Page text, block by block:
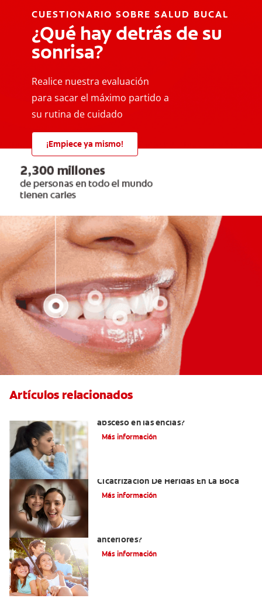
CUESTIONARIO SOBRE SALUD BUCAL
¿Qué hay detrás de su
sonrisa?
Realice nuestra evaluación
para sacar el máximo partido a
su rutina de cuidado
¡Empiece ya mismo!
Artículos relacionados
absceso en las encías?
Más información
Cicatrización De Heridas En La Boca
Más información
anteriores?
Más información